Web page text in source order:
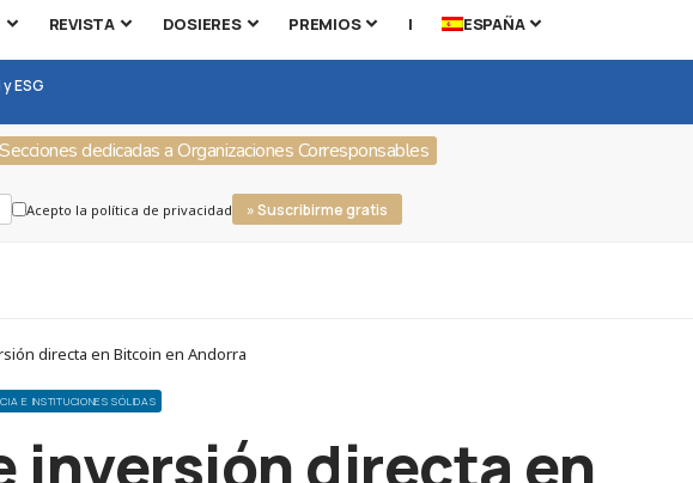
REVISTA DOSIERES PREMIOS | ESPAÑA
ESG
dedicadas a Organizaciones Corresponsables
Acepto la política de privacidad » Suscribirme gratis
directa en Bitcoin en Andorra
E INSTITUCIONES SÓLIDAS
inversión directa en